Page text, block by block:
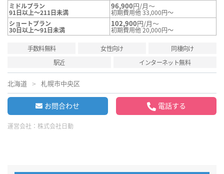
ミドルプラン
91日以上～211日未満
96,900円/月～
初期費用他 33,000円～
ショートプラン
30日以上～91日未満
102,900円/月～
初期費用他 20,000円～
手数料無料 女性向け
同棲向け
駅近
インターネット無料
北海道 札幌市中央区
お問合わせ 電話する
運営会社： 株式会社日動